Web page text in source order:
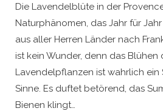
Die Lavendelblüte in der
Naturphänomen, das Jahr für
aus aller Herren Länder nach
ist kein Wunder, denn das
Lavendelpflanzen ist wahrlich ein
Sinne. Es duftet betörend, das
Bienen klingt…